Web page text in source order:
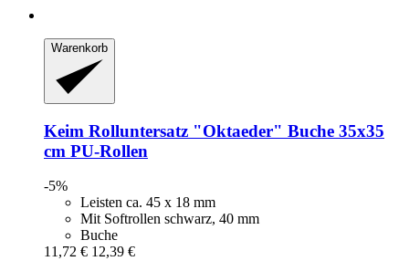
Warenkorb
Keim Rolluntersatz "Oktaeder" Buche 35x35
cm PU-​Rollen
-5%
Leisten ca. 45 x 18 mm
Mit Softrollen schwarz, 40 mm
Buche
11,72 € 12,39 €